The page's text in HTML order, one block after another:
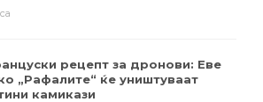
рецепт за дронови: Еве
„Рафалите“ ќе уништуваат
камикази